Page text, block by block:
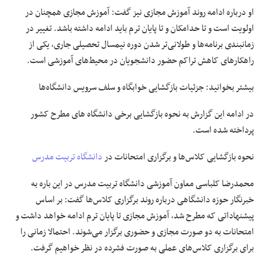
او درباره ادامه روند آموزش مجازی نیز گفت: آموزش مجازی همچنان در
اولویت است و تا حدامکان و تا پایان ترم باید ادامه داشته باشد. تغییر در
زمانبندی برنامه‌ها و طولانی‌تر شدن دوره نیمسال تحصیلی جاری، یکی از
راهکار‌های کاهش تراکم حضور دانشجویان در محیط‌های آموزشی است.
بیشتر بخوانید:جزئیات بازگشایی خوابگاه‌ و سلف سرویس دانشگاه‌ها
در ادامه این گزارش به نحوه بازگشایی برخی دانشگاه های مطرح کشور
پرداخته شده است.
نحوه بازگشایی کلاس‌ها و برگزاری امتحانات دردانشگاه تربیت مدرس
محمدرضا کلباسی معاون آموزشی دانشگاه تربیت مدرس در این باره به
خبرنگارحوزه دانشگاهیدرباره روند برگزاری کلاس‌ها گفت: بر اساس
پیشنهاداتی که مطرح شد، آموزش مجازی تا پایان ترم ادامه خواهد داشت و
امتحانات به دو صورت مجازی و حضوری برگزار می‌شوند. احتمالا زمانی را
برای برگزاری کلاس‌های عملی به صورت فشرده در نظر خواهیم گرفت.